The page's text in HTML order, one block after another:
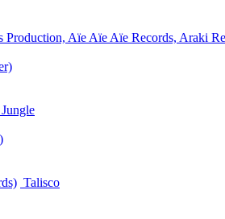
Production, Aïe Aïe Aïe Records, Araki
Talisco